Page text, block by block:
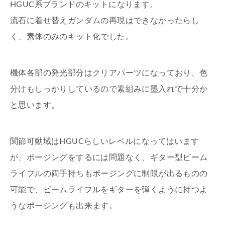
HGUC系ブランドのキットになります。
流石に着せ替えガンダムの再現はできなかったらし
く、素体のみのキット化でした。
機体各部の発光部分はクリアパーツになっており、色
分けもしっかりしているので素組みに墨入れで十分か
と思います。
関節可動域はHGUCらしいレベルになってはいます
が、ポージングをするには問題なく、ギター型ビーム
ライフルの両手持ちもポージングに制限が出るものの
可能で、ビームライフルをギターを弾くように持つよ
うなポージングも出来ます。